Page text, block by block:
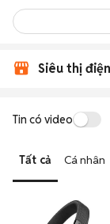
Siêu thị
Tin có video
Tất cả Cá nhân